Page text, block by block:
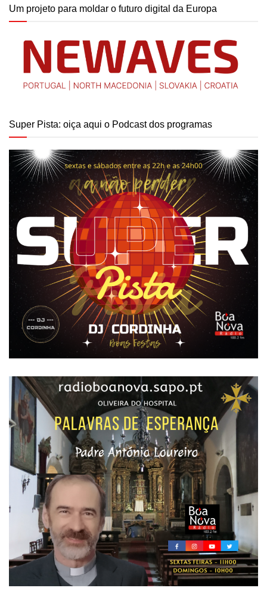
Um projeto para moldar o futuro digital da Europa
Super Pista: oiça aqui o Podcast dos programas